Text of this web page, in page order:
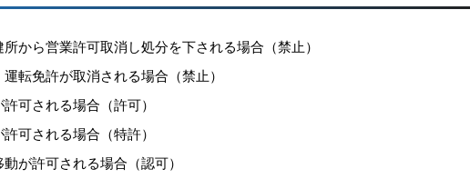
から営業許可取消し処分を下される場合（禁止）
転免許が取消される場合（禁止）
可される場合（許可）
可される場合（特許）
が許可される場合（認可）